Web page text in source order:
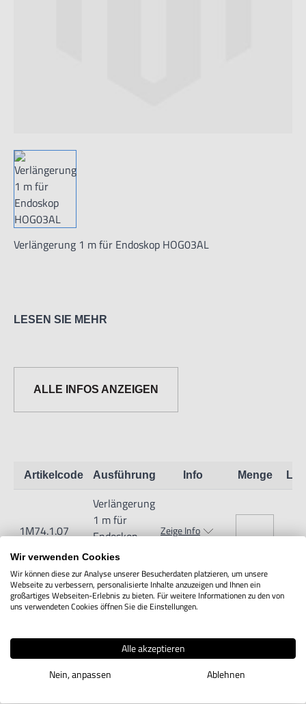
Verlängerung 1 m für Endoskop HOG03AL
Informationen zur Produktsicherheit:
Unsachgemäße Verwendung kann zu Schäden und
Verletzungen führen.
Importeur/Hersteller:
Hogetex/Kometex B.V., Gesinkkampstraat 1,7051 HR
Varsseveld/ Netherlands, email: Info@hogetex.com
LESEN SIE MEHR
ALLE INFOS ANZEIGEN
Artikelcode Ausführung Info Menge
1M74.1.07
Verlängerung
1 m für
Endoskop
HOG03AL
Zeige Info
Produktbeschreibung
Wir verwenden Cookies
Wir können diese zur Analyse unserer Besucherdaten platzieren, um unsere
Webseite zu verbessern, personalisierte Inhalte anzuzeigen und Ihnen ein
großartiges Webseiten-Erlebnis zu bieten. Für weitere Informationen zu den von
uns verwendeten Cookies öffnen Sie die Einstellungen.
Alle akzeptieren
Nein, anpassen
Ablehnen